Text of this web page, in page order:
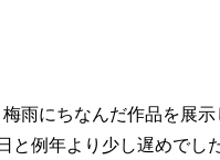
梅雨にちなんだ作品を展示
と例年より少し遅めでし